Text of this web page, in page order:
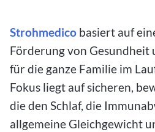
Strohmedico basiert auf
Förderung von Gesundheit
für die ganze Familie im
Fokus liegt auf sicheren,
die den Schlaf, die
allgemeine Gleichgewicht